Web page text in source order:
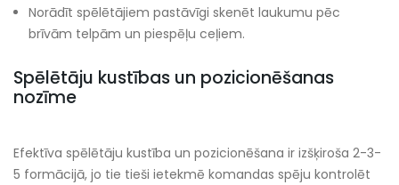
Norādīt spēlētājiem pastāvīgi skenēt laukumu pēc
brīvām telpām un piespēļu ceļiem.
Spēlētāju kustības un pozicionēšanas
nozīme
Efektīva spēlētāju kustība un pozicionēšana ir izšķiroša 2-3-
5 formācijā, jo tie tieši ietekmē komandas spēju kontrolēt